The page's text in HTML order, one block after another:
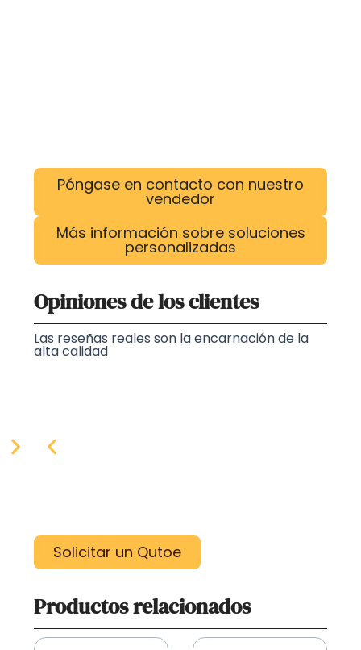
Póngase en contacto con nuestro
vendedor
Más información sobre soluciones
personalizadas
Opiniones de los clientes
Las reseñas reales son la encarnación de la
alta calidad
Solicitar un Qutoe
Productos relacionados